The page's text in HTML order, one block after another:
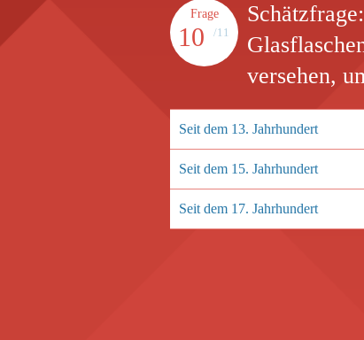
Frage
10 /11
versehen,
Seit dem 13. Jahrhundert
Seit dem 15. Jahrhundert
Seit dem 17. Jahrhundert